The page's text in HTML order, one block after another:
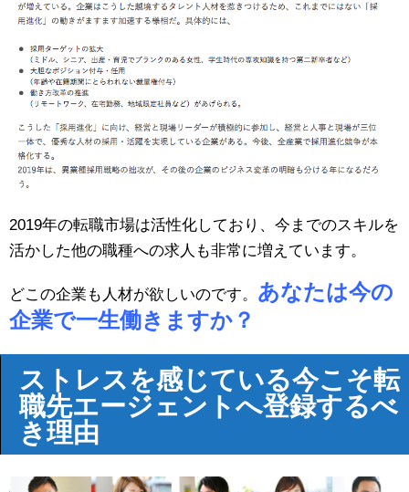
2019年の転職市場は活性化しており、今までのスキルを
活かした他の職種への求人も非常に増えています。
どこの企業も人材が欲しいのです。 あなたは今の
企業で一生働きますか？
ストレスを感じている今こそ転
職先エージェントへ登録するべ
き理由